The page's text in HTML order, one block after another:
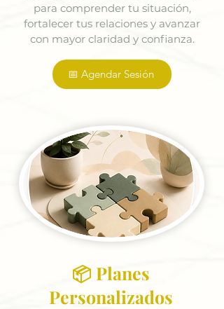
para comprender tu situación,
fortalecer tus relaciones y avanzar
con mayor claridad y confianza.
📅 Agendar Sesión
📦 Planes
Personalizados